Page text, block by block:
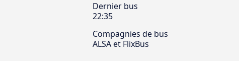
Dernier bus
22:35
Compagnies de bus
ALSA et FlixBus